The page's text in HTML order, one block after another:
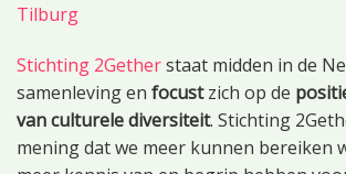
Tilburg
Stichting 2Getherstaat midden in de
samenleving en focustzich op de
van culturele diversiteit. Stichting
mening dat we meer kunnen bereiken